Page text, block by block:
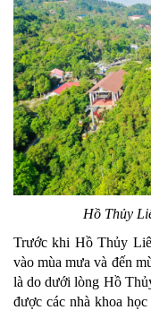
Hồ Thủy
Trước khi Hồ Thủy
vào mùa mưa và đến
là do dưới lòng Hồ
được các nhà khoa